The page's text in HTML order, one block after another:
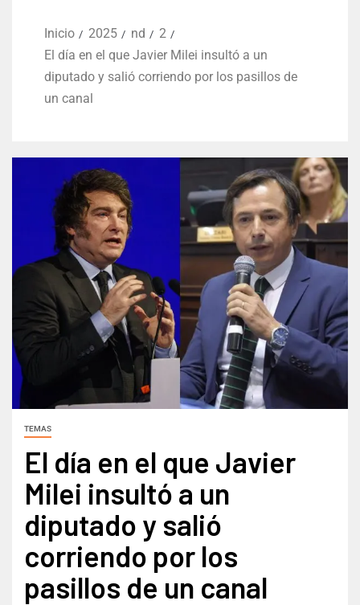
Inicio 2025 nd
2
El día en el que Javier Milei insultó a un
diputado y salió corriendo por los pasillos de
un canal
TEMAS
El día en el que Javier
Milei insultó a un
diputado y salió
corriendo por los
pasillos de un canal